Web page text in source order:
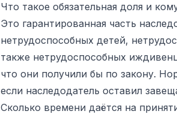
Что такое обязательная доля и
Это гарантированная часть
нетрудоспособных детей,
также нетрудоспособных
что они получили бы по закону.
если наследодатель оставил
Сколько времени даётся на